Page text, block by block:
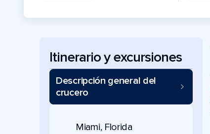
Itinerario y excursiones
Descripción general del
crucero
Miami, Florida